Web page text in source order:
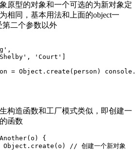
原型的对象和一个可选的为新对象定
相同，基本用法和上面的object一
第二个参数以外
'Court']
= Object.create(person)
构造函数和工厂模式类似，即创建一
函数
{
// 创建一个新对象